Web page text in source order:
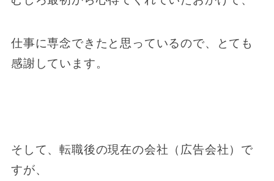
仕事に専念できたと思っているので、とても
感謝しています。
そして、転職後の現在の会社（広告会社）で
すが、